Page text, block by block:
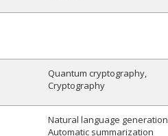
Quantum cryptography
Cryptography
Natural language generation
Automatic summarization